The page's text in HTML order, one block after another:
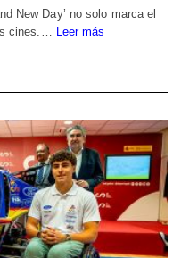
New Day’ no solo marca el
cines.…
Leer más